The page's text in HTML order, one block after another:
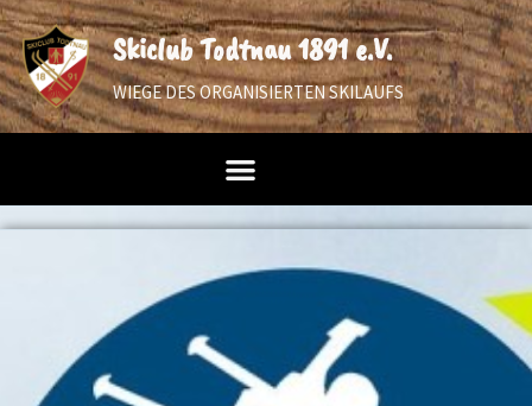
Skiclub Todtnau 1891 e.V.
WIEGE DES ORGANISIERTEN SKILAUFS